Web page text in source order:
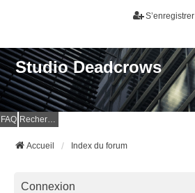
S’enregistrer
Studio Deadcrows
FAQ Rechercher
Accueil Index du forum
Connexion